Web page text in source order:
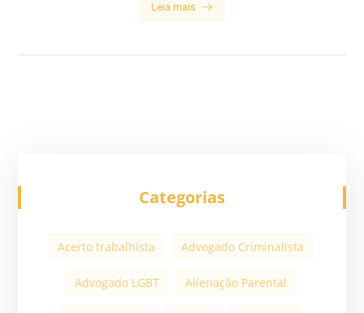
Leia mais
Categorias
Acerto trabalhista Advogado Criminalista
Advogado LGBT Alienação Parental